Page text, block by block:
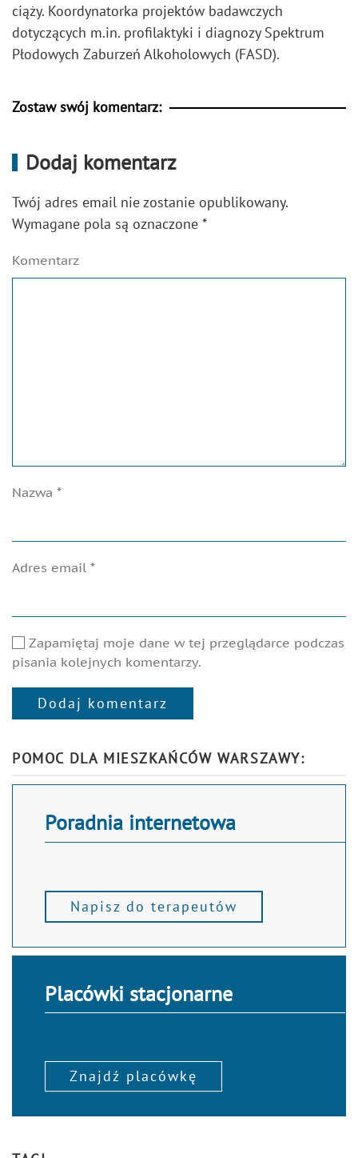
ciąży. Koordynatorka projektów badawczych
dotyczących m.in. profilaktyki i diagnozy Spektrum
Płodowych Zaburzeń Alkoholowych (FASD).
Zostaw swój komentarz:
Dodaj komentarz
Twój adres email nie zostanie opublikowany.
Wymagane pola są oznaczone *
Komentarz
Nazwa *
Adres email *
Zapamiętaj moje dane w tej przeglądarce podczas
pisania kolejnych komentarzy.
Dodaj komentarz
POMOC DLA MIESZKAŃCÓW WARSZAWY:
Poradnia internetowa
Napisz do terapeutów
Placówki stacjonarne
Znajdź placówkę